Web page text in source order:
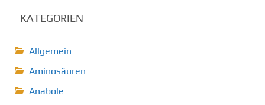
KATEGORIEN
Allgemein
Aminosäuren
Anabole